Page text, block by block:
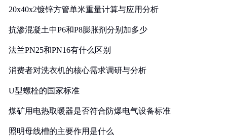
20x40x2镀锌方管单米重量计算与应用分析
抗渗混凝土中P6和P8膨胀剂分别加多少
法兰PN25和PN16有什么区别
消费者对洗衣机的核心需求调研与分析
U型螺栓的国家标准
煤矿用电热取暖器是否符合防爆电气设备标准
照明母线槽的主要作用是什么